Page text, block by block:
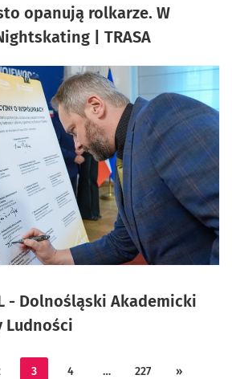
opanują rolkarze. W
| TRASA
- Dolnośląski Akademicki
Ludności
3 4 … 227 »